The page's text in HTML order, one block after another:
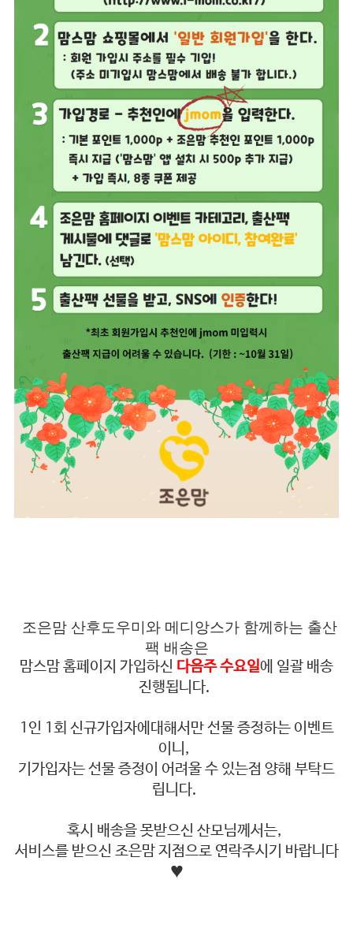
조은맘 산후도우미와 메디앙스가 함께하는 출산
팩 배송은
맘스맘 홈페이지 가입하신 다음주 수요일에 일괄 배송
진행됩니다.
1인 1회 신규가입자에대해서만 선물 증정하는 이벤트
이니,
기가입자는 선물 증정이 어려울 수 있는점 양해 부탁드
립니다.
혹시 배송을 못받으신 산모님께서는,
서비스를 받으신 조은맘 지점으로 연락주시기 바랍니다
♥